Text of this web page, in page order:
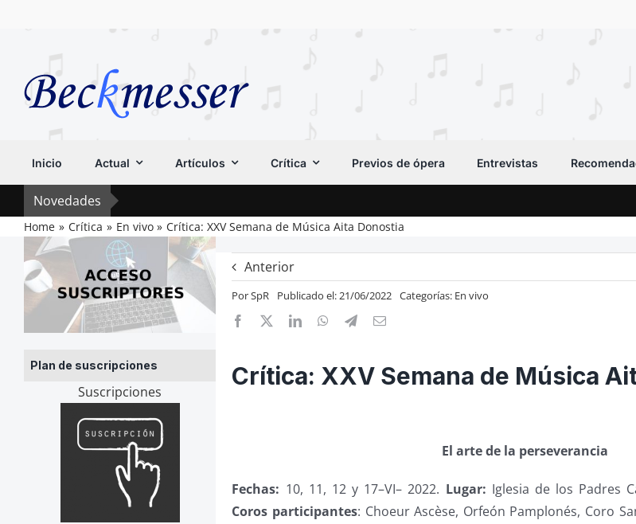
Inicio Actual Artículos Crítica Previos de ópera Entrevistas
Novedades
Home Crítica En vivo Crítica: XXV Semana de Música Aita Donostia
Plan de suscripciones
Suscripciones
Anterior
PorSpR Publicado el: 21/06/2022 Categorías: En vivo
Crítica: XXV Semana de Música
El arte de la perseverancia
Fechas: 10, 11, 12 y 17–VI– 2022. Lugar: Iglesia de los Padres
Coros participantes: Choeur Ascèse, Orfeón Pamplonés, Coro